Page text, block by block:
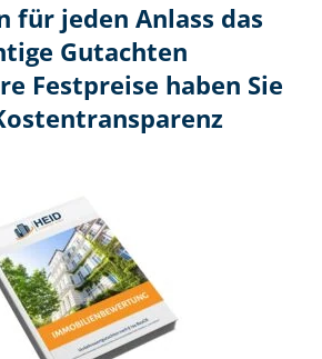
für jeden Anlass das
Gutachten
Festpreise haben Sie